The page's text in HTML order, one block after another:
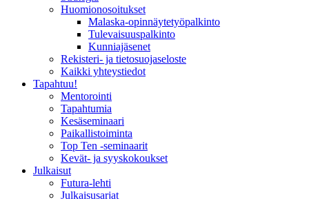
Huomionosoitukset
Malaska-opinnäytetyöpalkinto
Tulevaisuuspalkinto
Kunniajäsenet
Rekisteri- ja tietosuojaseloste
Kaikki yhteystiedot
Tapahtuu!
Mentorointi
Tapahtumia
Kesäseminaari
Paikallistoiminta
Top Ten -seminaarit
Kevät- ja syyskokoukset
Julkaisut
Futura-lehti
Julkaisusarjat